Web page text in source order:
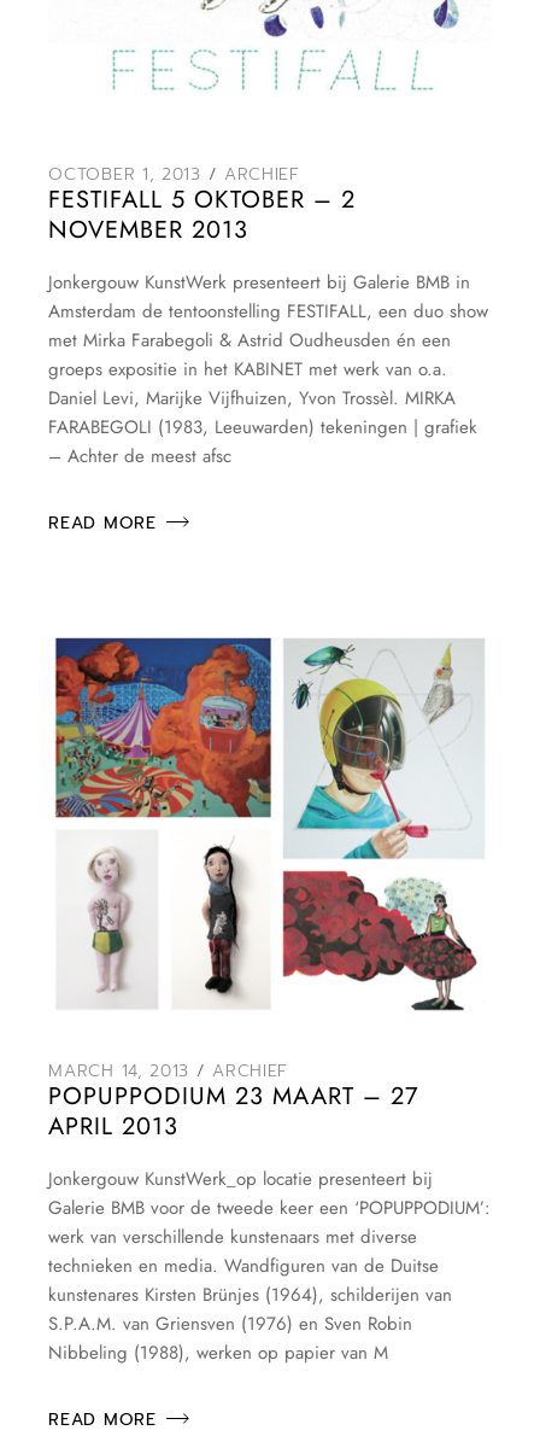
OCTOBER 1, 2013 ARCHIEF
FESTIFALL 5 OKTOBER – 2
NOVEMBER 2013
Jonkergouw KunstWerk presenteert bij Galerie BMB in
Amsterdam de tentoonstelling FESTIFALL, een duo show
met Mirka Farabegoli & Astrid Oudheusden én een
groeps expositie in het KABINET met werk van o.a.
Daniel Levi, Marijke Vijfhuizen, Yvon Trossèl. MIRKA
FARABEGOLI (1983, Leeuwarden) tekeningen | grafiek
– Achter de meest afsc
READ MORE
MARCH 14, 2013 ARCHIEF
POPUPPODIUM 23 MAART – 27
APRIL 2013
Jonkergouw KunstWerk_op locatie presenteert bij
Galerie BMB voor de tweede keer een ‘POPUPPODIUM’:
werk van verschillende kunstenaars met diverse
technieken en media. Wandfiguren van de Duitse
kunstenares Kirsten Brünjes (1964), schilderijen van
S.P.A.M. van Griensven (1976) en Sven Robin
Nibbeling (1988), werken op papier van M
READ MORE